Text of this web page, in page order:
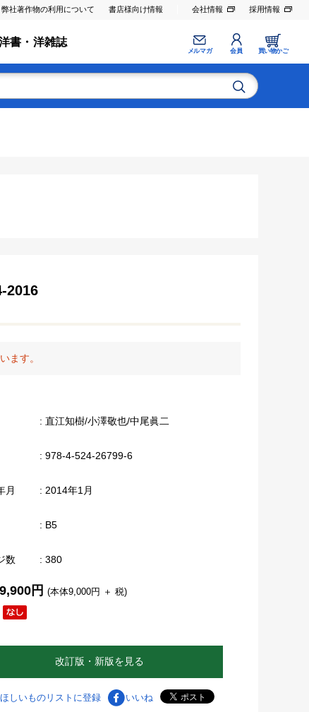
弊社著作物の利用について 書店様向け情報 会社情報 採用情報
書・洋雑誌
メルマガ 会員 買い物かご
2016
ます。
: 直江知樹/小澤敬也/中尾眞二
: 978-4-524-26799-6
月 : 2014年1月
: B5
数 : 380
9,900円 (本体9,000円 ＋ 税)
改訂版・新版を見る
ほしいものリストに登録 いいね